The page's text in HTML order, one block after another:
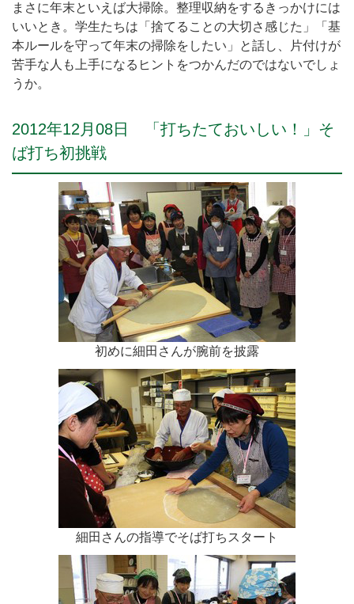
まさに年末といえば大掃除。整理収納をするきっかけには
いいとき。学生たちは「捨てることの大切さ感じた」「基
本ルールを守って年末の掃除をしたい」と話し、片付けが
苦手な人も上手になるヒントをつかんだのではないでしょ
うか。
2012年12月08日 「打ちたておいしい！」そ
ば打ち初挑戦
初めに細田さんが腕前を披露
細田さんの指導でそば打ちスタート